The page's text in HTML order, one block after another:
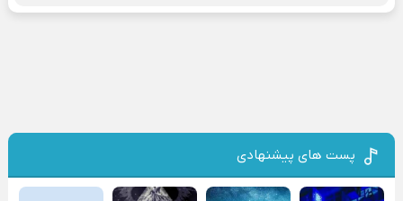
پست های پیشنهادی